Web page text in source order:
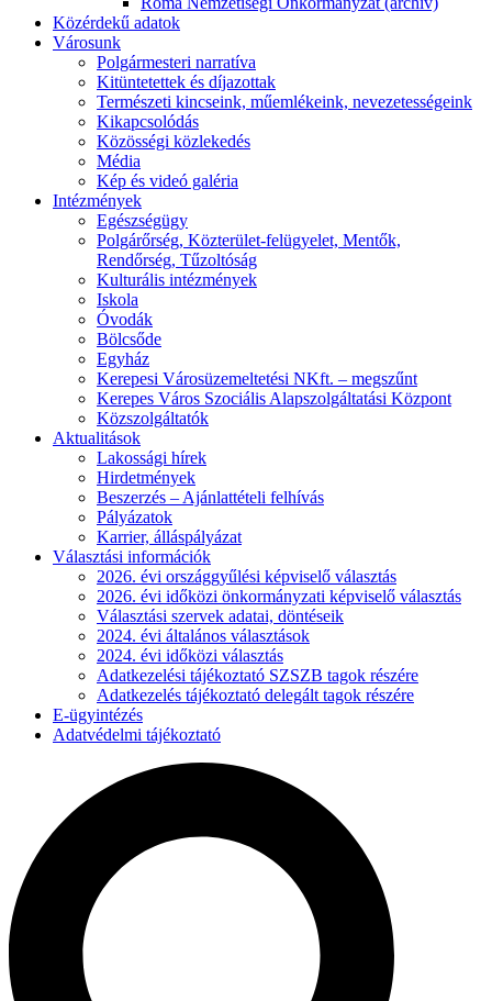
Közérdekű adatok
Városunk
Polgármesteri narratíva
Kitüntetettek és díjazottak
Természeti kincseink, műemlékeink, nevezetességeink
Kikapcsolódás
Közösségi közlekedés
Média
Kép és videó galéria
Intézmények
Egészségügy
Polgárőrség, Közterület-felügyelet, Mentők,
Rendőrség, Tűzoltóság
Kulturális intézmények
Iskola
Óvodák
Bölcsőde
Egyház
Kerepesi Városüzemeltetési NKft. – megszűnt
Kerepes Város Szociális Alapszolgáltatási Központ
Közszolgáltatók
Aktualitások
Lakossági hírek
Hirdetmények
Beszerzés – Ajánlattételi felhívás
Pályázatok
Karrier, álláspályázat
Választási információk
2026. évi országgyűlési képviselő választás
2026. évi időközi önkormányzati képviselő választás
Választási szervek adatai, döntéseik
2024. évi általános választások
2024. évi időközi választás
Adatkezelési tájékoztató SZSZB tagok részére
Adatkezelés tájékoztató delegált tagok részére
E-ügyintézés
Adatvédelmi tájékoztató